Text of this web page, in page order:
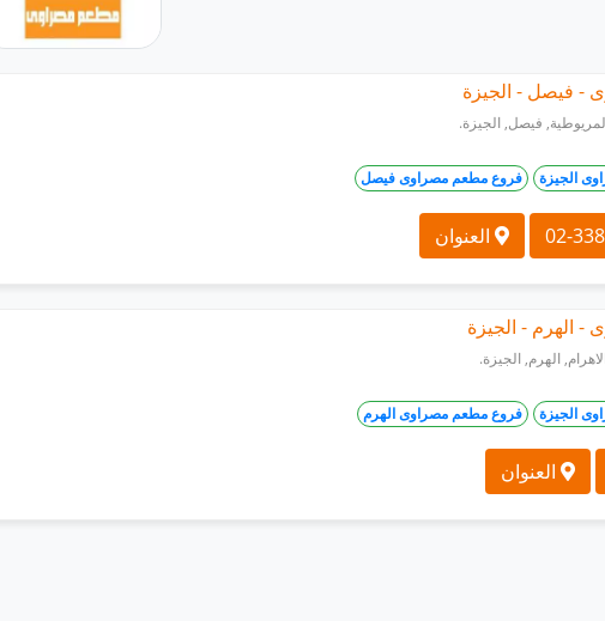
- فيصل - الجيزة
الجيزة فروع مطعم مصراوى فيصل
العنوان
الهرم - الجيزة
الجيزة فروع مطعم مصراوى الهرم
العنوان